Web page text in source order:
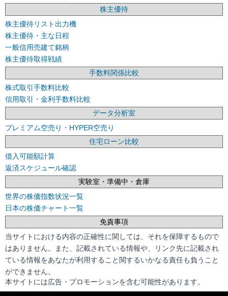
株主優待
株主優待リスト出力機
株主優待・主な日程
一般信用売建て銘柄
株主優待取得戦績
手数料関係比較
株式取引手数料比較
信用取引・金利手数料比較
データ分析室
プレミアム空売り・HYPER空売り
住宅ローン比較
借入可能額計算
返済スケジュール確認
実験室・準備中・倉庫
世界の株価指数状況一覧
日本の株価チャート一覧
免責事項
当サイトにおける内容の正確性に関しては、それを保障するもので
はありません。また、記載されている情報や、リンク先に記載され
ている情報をあなたが利用すること関するいかなる責任も負うこと
ができません。
本サイトには広告・プロモーションを含む可能性があります。